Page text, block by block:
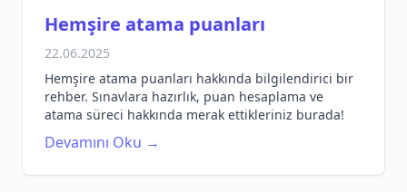
Hemşire atama puanları
22.06.2025
Hemşire atama puanları hakkında bilgilendirici bir
rehber. Sınavlara hazırlık, puan hesaplama ve
atama süreci hakkında merak ettikleriniz burada!
Devamını Oku →